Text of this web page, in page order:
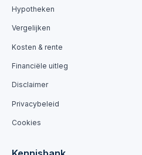
Hypotheken
Vergelijken
Kosten & rente
Financiële uitleg
Disclaimer
Privacybeleid
Cookies